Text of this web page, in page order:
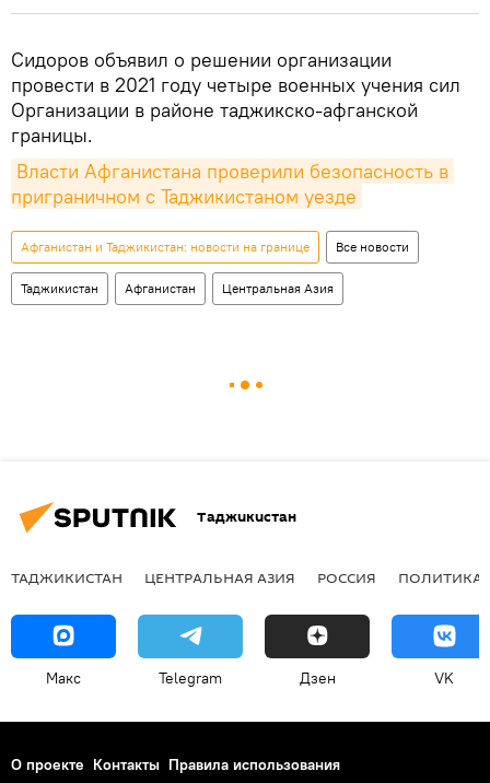
Сидоров объявил о решении организации
провести в 2021 году четыре военных учения сил
Организации в районе таджикско-афганской
границы.
Власти Афганистана проверили безопасность в
приграничном с Таджикистаном уезде
Афганистан и Таджикистан: новости на границе Все новости
Таджикистан Афганистан Центральная Азия
Таджикистан
ТАДЖИКИСТАН ЦЕНТРАЛЬНАЯ АЗИЯ РОССИЯ ПОЛИТИКА
Макс Telegram Дзен VK
О проекте Контакты Правила использования